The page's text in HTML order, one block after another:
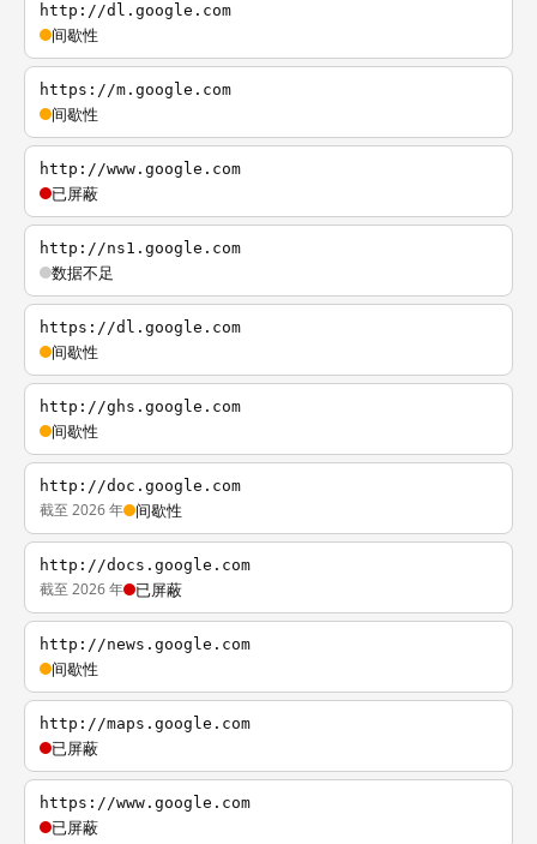
http://dl.google.com
间歇性
https://m.google.com
间歇性
http://www.google.com
已屏蔽
http://ns1.google.com
数据不足
https://dl.google.com
间歇性
http://ghs.google.com
间歇性
http://doc.google.com
截至 2026 年 间歇性
http://docs.google.com
截至 2026 年 已屏蔽
http://news.google.com
间歇性
http://maps.google.com
已屏蔽
https://www.google.com
已屏蔽